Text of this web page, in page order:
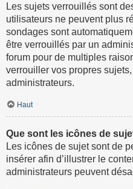
Les sujets verrouillés sont
utilisateurs ne peuvent plus
sondages sont
être verrouillés par un
forum pour de multiples
verrouiller vos propres
administrateurs.
Haut
Que sont les icônes de
Les icônes de sujet sont de
insérer afin d’illustrer le
administrateurs peuvent